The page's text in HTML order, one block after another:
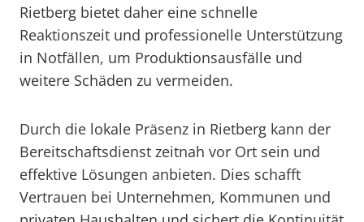
Rietberg bietet daher eine schnelle
Reaktionszeit und professionelle Unterstützung
in Notfällen, um Produktionsausfälle und
weitere Schäden zu vermeiden.
Durch die lokale Präsenz in Rietberg kann der
Bereitschaftsdienst zeitnah vor Ort sein und
effektive Lösungen anbieten. Dies schafft
Vertrauen bei Unternehmen, Kommunen und